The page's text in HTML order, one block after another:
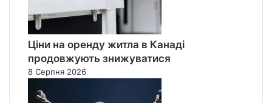
Ціни на оренду житла в Канаді
продовжують знижуватися
8 Серпня 2026